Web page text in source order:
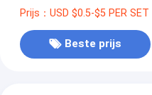
Prijs：USD $0.5-$5 PER SET
Beste prijs